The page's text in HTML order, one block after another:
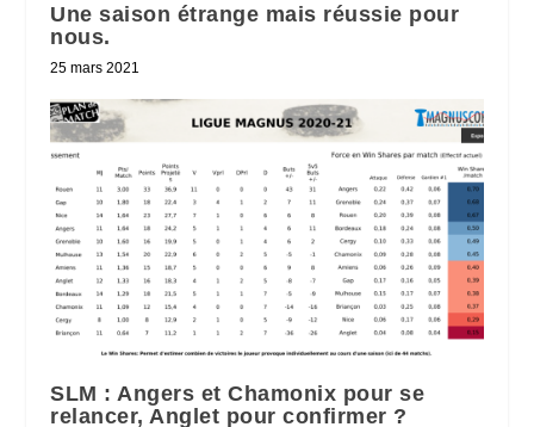
Une saison étrange mais réussie pour
nous.
25 mars 2021
SLM : Angers et Chamonix pour se
relancer, Anglet pour confirmer ?